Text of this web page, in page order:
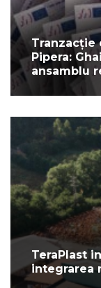
Tranzacție
Pipera:
ansamblu
TeraPlast
integrarea